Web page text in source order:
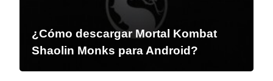
¿Cómo descargar Mortal Kombat
Shaolin Monks para Android?